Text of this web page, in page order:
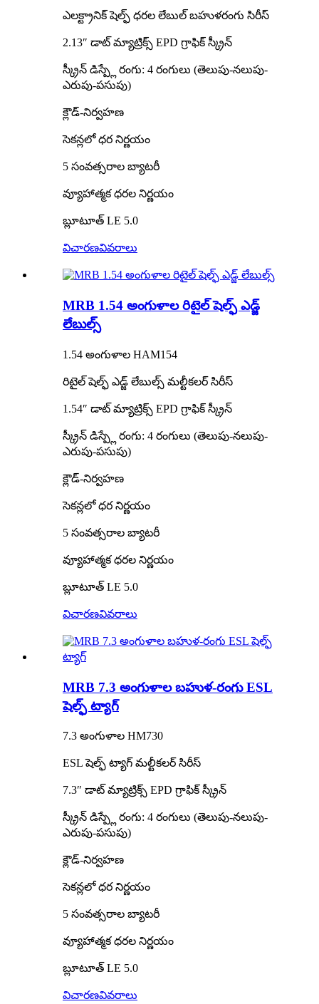
ఎలక్ట్రానిక్ షెల్ఫ్ ధరల లేబుల్ బహుళరంగు సిరీస్
2.13″ డాట్ మ్యాట్రిక్స్ EPD గ్రాఫిక్ స్క్రీన్
స్క్రీన్ డిస్ప్లే రంగు: 4 రంగులు (తెలుపు-నలుపు-
ఎరుపు-పసుపు)
క్లౌడ్-నిర్వహణ
సెకన్లలో ధర నిర్ణయం
5 సంవత్సరాల బ్యాటరీ
వ్యూహాత్మక ధరల నిర్ణయం
బ్లూటూత్ LE 5.0
విచారణవివరాలు
MRB 1.54 అంగుళాల రిటైల్ షెల్ఫ్ ఎడ్జ్
లేబుల్స్
1.54 అంగుళాల HAM154
రిటైల్ షెల్ఫ్ ఎడ్జ్ లేబుల్స్ మల్టీకలర్ సిరీస్
1.54″ డాట్ మ్యాట్రిక్స్ EPD గ్రాఫిక్ స్క్రీన్
స్క్రీన్ డిస్ప్లే రంగు: 4 రంగులు (తెలుపు-నలుపు-
ఎరుపు-పసుపు)
క్లౌడ్-నిర్వహణ
సెకన్లలో ధర నిర్ణయం
5 సంవత్సరాల బ్యాటరీ
వ్యూహాత్మక ధరల నిర్ణయం
బ్లూటూత్ LE 5.0
విచారణవివరాలు
MRB 7.3 అంగుళాల బహుళ-రంగు ESL
షెల్ఫ్ ట్యాగ్
7.3 అంగుళాల HM730
ESL షెల్ఫ్ ట్యాగ్ మల్టీకలర్ సిరీస్
7.3″ డాట్ మ్యాట్రిక్స్ EPD గ్రాఫిక్ స్క్రీన్
స్క్రీన్ డిస్ప్లే రంగు: 4 రంగులు (తెలుపు-నలుపు-
ఎరుపు-పసుపు)
క్లౌడ్-నిర్వహణ
సెకన్లలో ధర నిర్ణయం
5 సంవత్సరాల బ్యాటరీ
వ్యూహాత్మక ధరల నిర్ణయం
బ్లూటూత్ LE 5.0
విచారణవివరాలు